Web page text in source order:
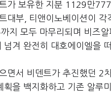
가 보유한 지분 1129만
대부, 티앤이노베이션이
지 모두 마무리되며 비즈
겨 완전히 대호에이엘을
면서 비덴트가 추진했던 2
을 백지화하고 기존 알루